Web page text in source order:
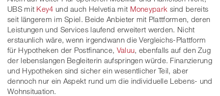
UBS mit Key4 und auch Helvetia mit Moneypark sind bereits
seit längerem im Spiel. Beide Anbieter mit Plattformen, deren
Leistungen und Services laufend erweitert werden. Nicht
erstaunlich wäre, wenn irgendwann die Vergleichs-Plattform
für Hypotheken der Postfinance, Valuu , ebenfalls auf den Zug
der lebenslangen Begleiterin aufspringen würde. Finanzierung
und Hypotheken sind sicher ein wesentlicher Teil, aber
dennoch nur ein Aspekt rund um die individuelle Lebens- und
Wohnsituation.